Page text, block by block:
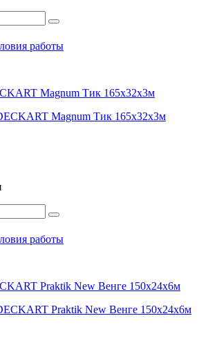
работы
Magnum Тик 165х32х3м
работы
Praktik New Венге 150х24х6м